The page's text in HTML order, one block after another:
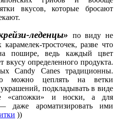
вкусов, которые бросают
леденцы» по виду не
тросточек, разве что
пошире, ведь каждый цвет
вкусу определенного продукта.
Candy Canes традиционны.
можно цеплять на ветки
подкладывать в виде
«сапожки» и носки, а для
даже ароматизировать ими
))